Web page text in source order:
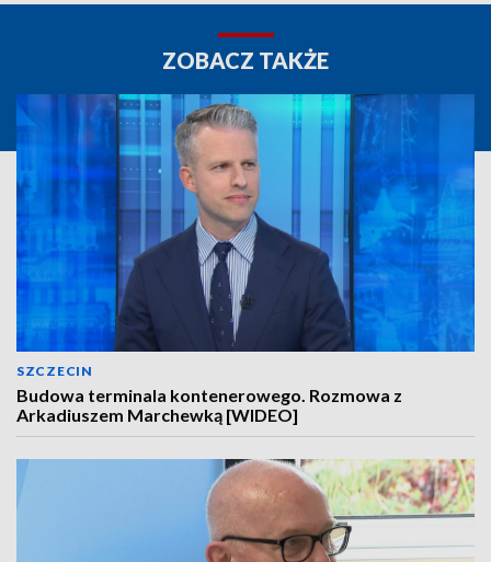
ZOBACZ TAKŻE
SZCZECIN
Budowa terminala kontenerowego. Rozmowa z
Arkadiuszem Marchewką [WIDEO]